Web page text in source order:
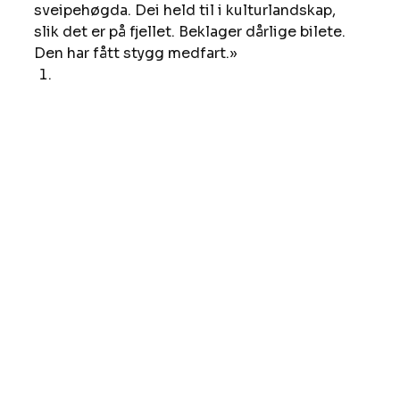
sveipehøgda. Dei held til i kulturlandskap,
slik det er på fjellet. Beklager dårlige bilete.
Den har fått stygg medfart.»